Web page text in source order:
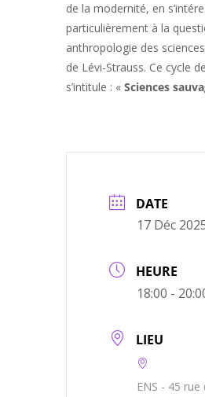
de la modernité, en
particulièrement à la
anthropologie des
de Lévi-Strauss. Ce cycle
s’intitule : « Sciences
DATE
17 Déc
HEURE
18:00 -
LIEU
ENS - 45 rue